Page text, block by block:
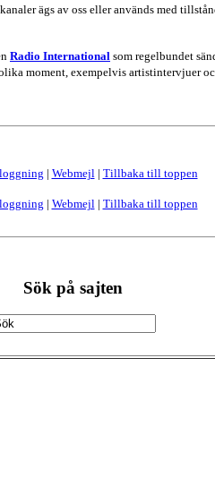
ägs av oss eller används med
Radio International som regelbundet
moment, exempelvis artistintervjuer
| Webmejl | Tillbaka till toppen
| Webmejl | Tillbaka till toppen
Sök på sajten